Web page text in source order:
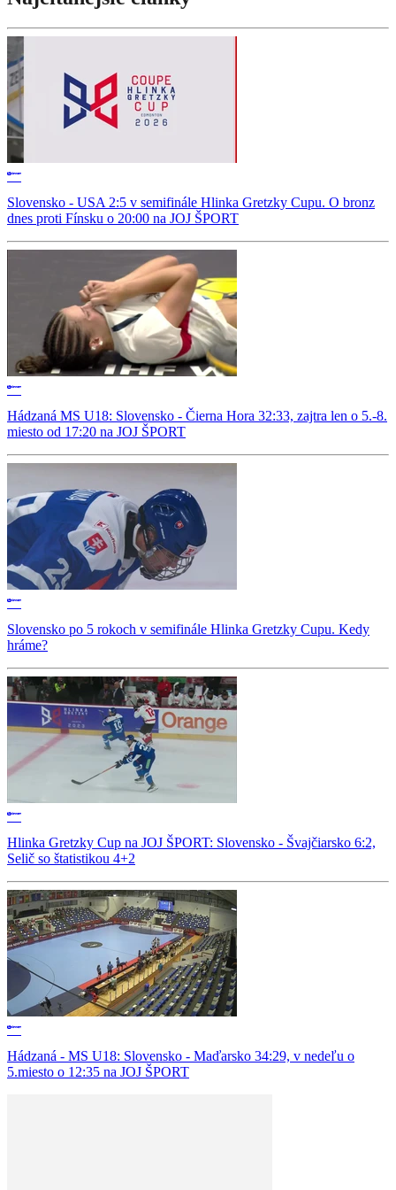
Slovensko - USA 2:5 v semifinále Hlinka Gretzky Cupu. O bronz
dnes proti Fínsku o 20:00 na JOJ ŠPORT
Hádzaná MS U18: Slovensko - Čierna Hora 32:33, zajtra len o 5.-8.
miesto od 17:20 na JOJ ŠPORT
Slovensko po 5 rokoch v semifinále Hlinka Gretzky Cupu. Kedy
hráme?
Hlinka Gretzky Cup na JOJ ŠPORT: Slovensko - Švajčiarsko 6:2,
Selič so štatistikou 4+2
Hádzaná - MS U18: Slovensko - Maďarsko 34:29, v nedeľu o
5.miesto o 12:35 na JOJ ŠPORT